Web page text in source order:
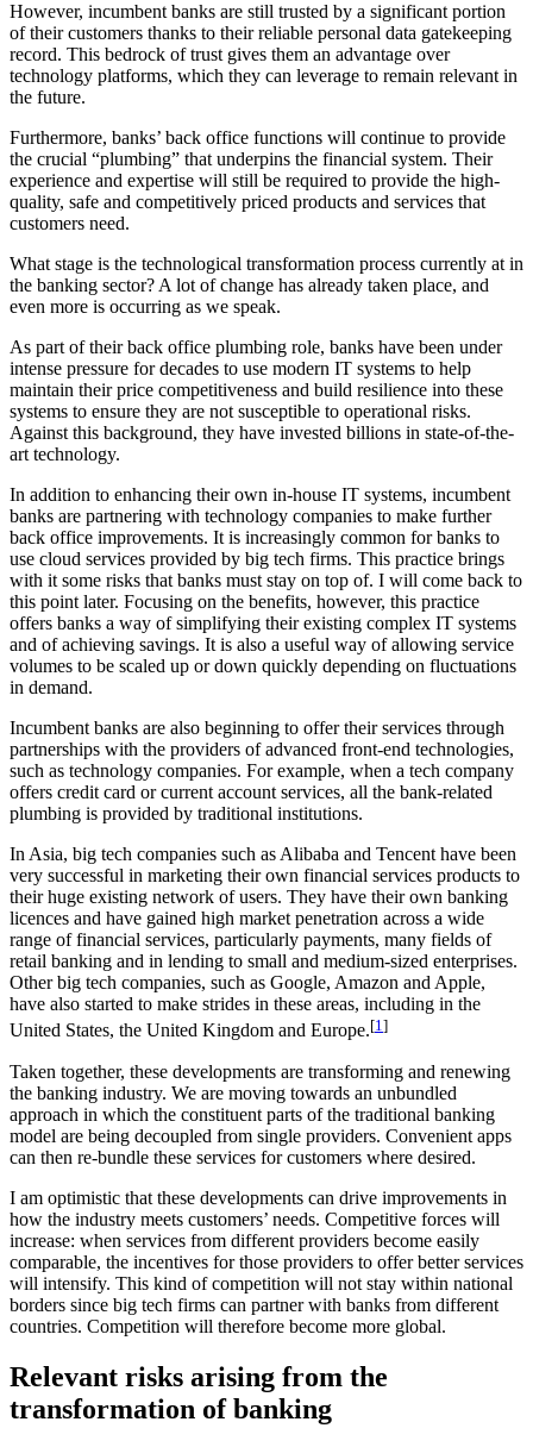
However, incumbent banks are still trusted by a significant portion
of their customers thanks to their reliable personal data gatekeeping
record. This bedrock of trust gives them an advantage over
technology platforms, which they can leverage to remain relevant in
the future.
Furthermore, banks’ back office functions will continue to provide
the crucial “plumbing” that underpins the financial system. Their
experience and expertise will still be required to provide the high-
quality, safe and competitively priced products and services that
customers need.
What stage is the technological transformation process currently at in
the banking sector? A lot of change has already taken place, and
even more is occurring as we speak.
As part of their back office plumbing role, banks have been under
intense pressure for decades to use modern IT systems to help
maintain their price competitiveness and build resilience into these
systems to ensure they are not susceptible to operational risks.
Against this background, they have invested billions in state-of-the-
art technology.
In addition to enhancing their own in-house IT systems, incumbent
banks are partnering with technology companies to make further
back office improvements. It is increasingly common for banks to
use cloud services provided by big tech firms. This practice brings
with it some risks that banks must stay on top of. I will come back to
this point later. Focusing on the benefits, however, this practice
offers banks a way of simplifying their existing complex IT systems
and of achieving savings. It is also a useful way of allowing service
volumes to be scaled up or down quickly depending on fluctuations
in demand.
Incumbent banks are also beginning to offer their services through
partnerships with the providers of advanced front-end technologies,
such as technology companies. For example, when a tech company
offers credit card or current account services, all the bank-related
plumbing is provided by traditional institutions.
In Asia, big tech companies such as Alibaba and Tencent have been
very successful in marketing their own financial services products to
their huge existing network of users. They have their own banking
licences and have gained high market penetration across a wide
range of financial services, particularly payments, many fields of
retail banking and in lending to small and medium-sized enterprises.
Other big tech companies, such as Google, Amazon and Apple,
have also started to make strides in these areas, including in the
United States, the United Kingdom and Europe.[1 ]
Taken together, these developments are transforming and renewing
the banking industry. We are moving towards an unbundled
approach in which the constituent parts of the traditional banking
model are being decoupled from single providers. Convenient apps
can then re-bundle these services for customers where desired.
I am optimistic that these developments can drive improvements in
how the industry meets customers’ needs. Competitive forces will
increase: when services from different providers become easily
comparable, the incentives for those providers to offer better services
will intensify. This kind of competition will not stay within national
borders since big tech firms can partner with banks from different
countries. Competition will therefore become more global.
Relevant risks arising from the
transformation of banking